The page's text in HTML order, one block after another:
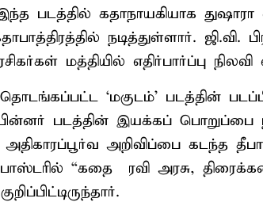
இந்த படத்தில் கதாநாயகியாக
நடித்துள்ளார். ஜி.வி.
மத்தியில் எதிர்பார்ப்பு நிலவி
‘மகுடம்’ படத்தின்
பின்னர் படத்தின் இயக்கப் பொறுப்பை
அறிவிப்பை கடந்த
“கதை – ரவி அரசு,